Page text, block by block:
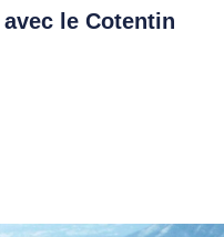
le Cotentin